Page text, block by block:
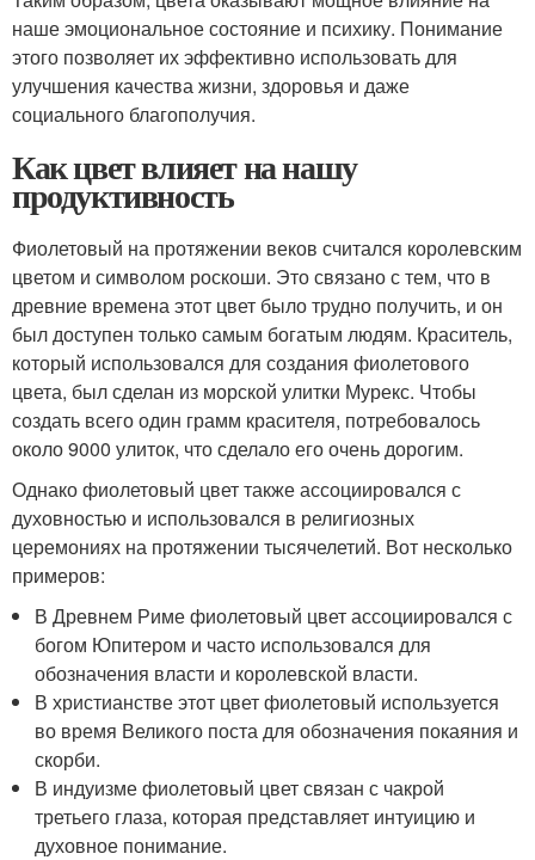
наше эмоциональное состояние и психику. Понимание
этого позволяет их эффективно использовать для
улучшения качества жизни, здоровья и даже
социального благополучия.
Как цвет влияет на нашу
продуктивность
Фиолетовый на протяжении веков считался королевским
цветом и символом роскоши. Это связано с тем, что в
древние времена этот цвет было трудно получить, и он
был доступен только самым богатым людям. Краситель,
который использовался для создания фиолетового
цвета, был сделан из морской улитки Мурекс. Чтобы
создать всего один грамм красителя, потребовалось
около 9000 улиток, что сделало его очень дорогим.
Однако фиолетовый цвет также ассоциировался с
духовностью и использовался в религиозных
церемониях на протяжении тысячелетий. Вот несколько
примеров:
В Древнем Риме фиолетовый цвет ассоциировался с
богом Юпитером и часто использовался для
обозначения власти и королевской власти.
В христианстве этот цвет фиолетовый используется
во время Великого поста для обозначения покаяния и
скорби.
В индуизме фиолетовый цвет связан с чакрой
третьего глаза, которая представляет интуицию и
духовное понимание.